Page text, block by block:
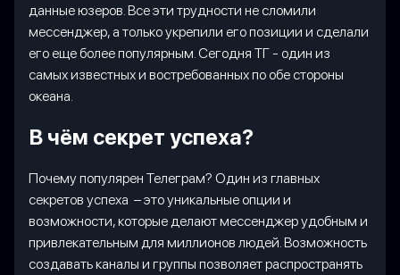
данные юзеров. Все эти трудности не сломили
мессенджер, а только укрепили его позиции и сделали
его еще более популярным. Сегодня ТГ - один из
самых известных и востребованных по обе стороны
океана.
В чём секрет успеха?
Почему популярен Телеграм? Один из главных
секретов успеха – это уникальные опции и
возможности, которые делают мессенджер удобным и
привлекательным для миллионов людей. Возможность
создавать каналы и группы позволяет распространять